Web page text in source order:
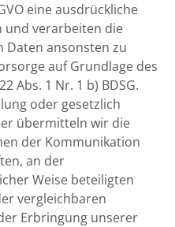
eine ausdrückliche
und verarbeiten die
Daten ansonsten zu
auf Grundlage des
Abs. 1 Nr. 1 b) BDSG.
oder gesetzlich
übermitteln wir die
der Kommunikation
an der
Weise beteiligten
vergleichbaren
Erbringung unserer